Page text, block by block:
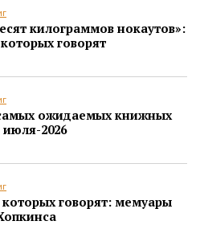
килограммов нокаутов»:
говорят
ожидаемых книжных
2026
говорят: мемуары